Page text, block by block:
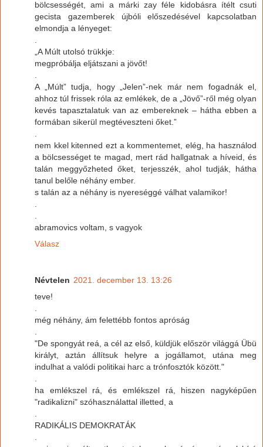
bölcsességét, ami a márki zay féle kidobásra ítélt csuti
gecista gazemberek újbóli előszedésével kapcsolatban
elmondja a lényeget:
„A Múlt utolsó trükkje:
megpróbálja eljátszani a jövőt!
A „Múlt” tudja, hogy „Jelen”-nek már nem fogadnák el,
ahhoz túl frissek róla az emlékek, de a „Jövő”-ről még olyan
kevés tapasztalatuk van az embereknek – hátha ebben a
formában sikerül megtéveszteni őket.”
nem kkel kitenned ezt a kommentemet, elég, ha használod
a bölcsességet te magad, mert rád hallgatnak a híveid, és
talán meggyőzheted őket, terjesszék, ahol tudják, hátha
tanul belőle néhány ember.
s talán az a néhány is nyereséggé válhat valamikor!
abramovics voltam, s vagyok
Válasz
Névtelen 2021. december 13. 13:26
teve!
még néhány, ám felettébb fontos apróság
"De spongyát reá, a cél az első, küldjük először világgá Übü
királyt, aztán állítsuk helyre a jogállamot, utána meg
indulhat a valódi politikai harc a trónfosztók között."
ha emlékszel rá, és emlékszel rá, hiszen nagyképűen
"radikalizni" szóhasználattal illetted, a
RADIKÁLIS DEMOKRATÁK